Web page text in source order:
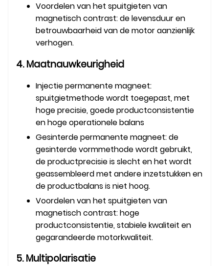
Voordelen van het spuitgieten van
magnetisch contrast: de levensduur en
betrouwbaarheid van de motor aanzienlijk
verhogen.
4. Maatnauwkeurigheid
Injectie permanente magneet:
spuitgietmethode wordt toegepast, met
hoge precisie, goede productconsistentie
en hoge operationele balans
Gesinterde permanente magneet: de
gesinterde vormmethode wordt gebruikt,
de productprecisie is slecht en het wordt
geassembleerd met andere inzetstukken en
de productbalans is niet hoog.
Voordelen van het spuitgieten van
magnetisch contrast: hoge
productconsistentie, stabiele kwaliteit en
gegarandeerde motorkwaliteit.
5. Multipolarisatie